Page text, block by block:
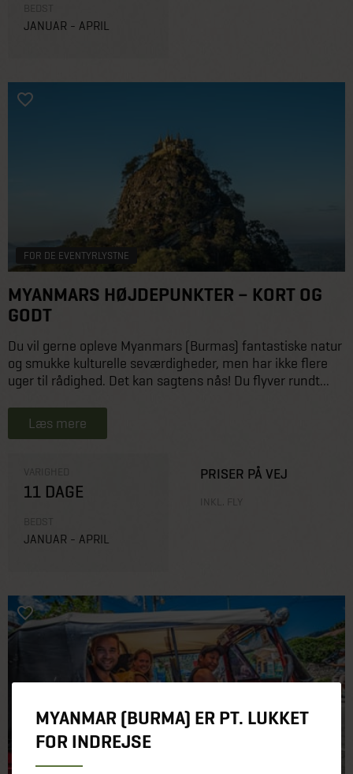
BEDST
JANUAR - APRIL
FOR DE EVENTYRLYSTNE
MYANMARS HØJDEPUNKTER – KORT OG
GODT
Du vil gerne opleve Myanmars (Burmas) fantastiske natur
og smukke kulturelle seværdigheder, men har ikke flere
uger til rådighed. Det kan sagtens nås! Du flyver rundt...
Læs mere
11 DAGE
JANUAR - APRIL
PRISER PÅ VEJ
INKL. FLY
BACKPACKING
MYANMAR (BURMA) ER PT. LUKKET
FOR INDREJSE